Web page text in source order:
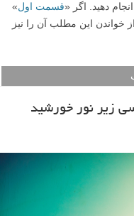
دهید. اگر «قسمت اول»
خواندن این مطلب آن را نیز